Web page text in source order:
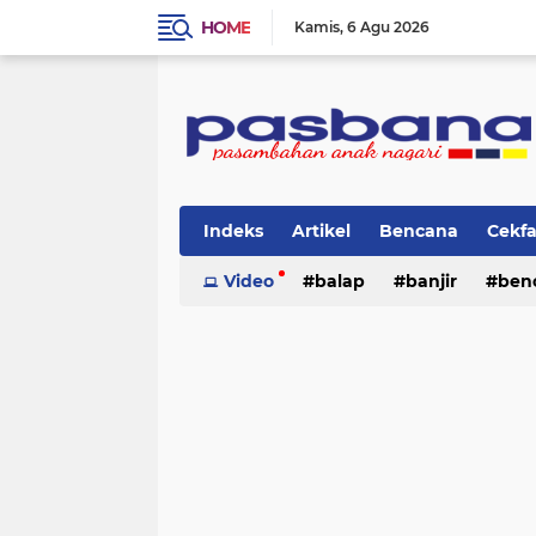
HOME Kamis 6 Agu 2026
Indeks Artikel Bencana
Musik Olahraga Pariwisata
Video balap banjir